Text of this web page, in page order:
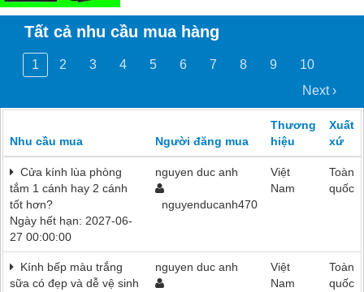
Tất cả nhu cầu mua hàng
1 2 3 4 5 6 7 8 9
10
Next ›
Nhu cầu mua Người đăng mua
Thương
hiệu
Xuất
xứ
Cửa kính lùa phòng
tắm 1 cánh hay 2 cánh
tốt hơn?
Ngày hết hạn: 2027-06-
27 00:00:00
nguyen duc anh
nguyenducanh470
Việt
Nam
Toàn
quốc
Kính bếp màu trắng
sữa có đẹp và dễ vệ sinh
nguyen duc anh
Việt
Nam
Toàn
quốc